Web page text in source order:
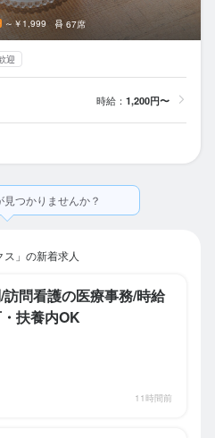
～￥1,999 67席
迎
時給： 1,200円〜
見つかりませんか？
」の新着求人
訪問看護の医療事務/時給
扶養内OK
11時間前